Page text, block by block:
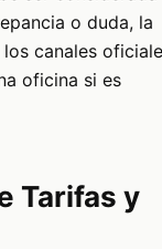
o duda, la
canales
oficina si es
Tarifas y